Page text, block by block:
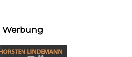
Werbung